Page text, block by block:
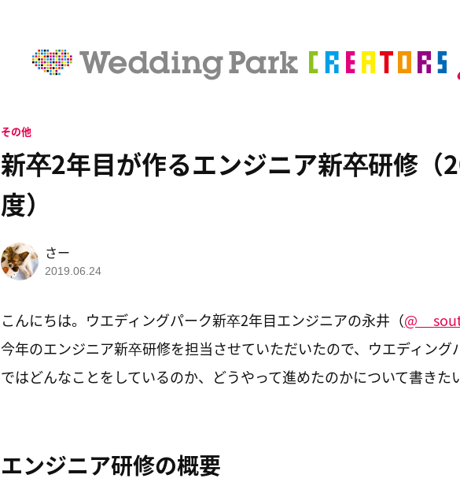
新卒2年目が作るエンジニア新卒研修（
度）
その他
さー
2019.06.24
こんにちは。ウエディングパーク新卒2年目エンジニアの永井（
今年のエンジニア新卒研修を担当させていただいたので、ウエディング
ではどんなことをしているのか、どうやって進めたのかについて書きた
エンジニア研修の概要